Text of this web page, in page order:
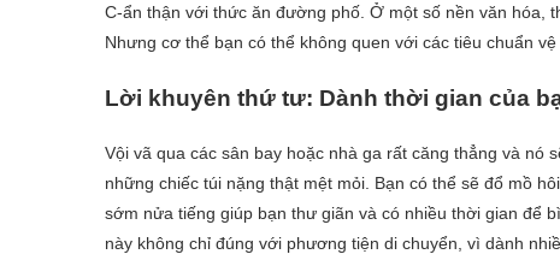
C-ẩn thận với thức ăn đường phố. Ở một số nền văn hóa,
Nhưng cơ thể bạn có thể không quen với các tiêu chuẩn vệ
Lời khuyên thứ tư: Dành thời gian của
Vội vã qua các sân bay hoặc nhà ga rất căng thẳng và nó
những chiếc túi nặng thật mệt mỏi. Bạn có thể sẽ đổ mồ
sớm nửa tiếng giúp bạn thư giãn và có nhiều thời gian để
này không chỉ đúng với phương tiện di chuyển, vì dành